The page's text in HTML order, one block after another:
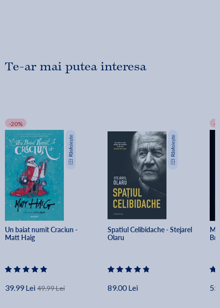
Te-ar mai putea interesa
-20%
Un baiat numit Craciun -
Matt Haig
39.99 Lei 49.99 Lei
Spatiul Celibidache - Stejarel
Olaru
89.00 Lei
-